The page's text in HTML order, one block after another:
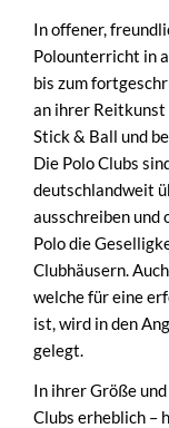
In offener,
Polounterricht in
bis zum
an ihrer
Stick & Ball und
Die Polo Clubs
deutschlandweit
ausschreiben und
Polo die
Clubhäusern.
welche für eine
ist, wird in den
gelegt.
In ihrer Größe
Clubs erheblich –